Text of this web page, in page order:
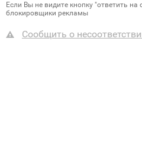
Если Вы не видите кнопку "ответить
блокировщики рекламы
Сообщить о